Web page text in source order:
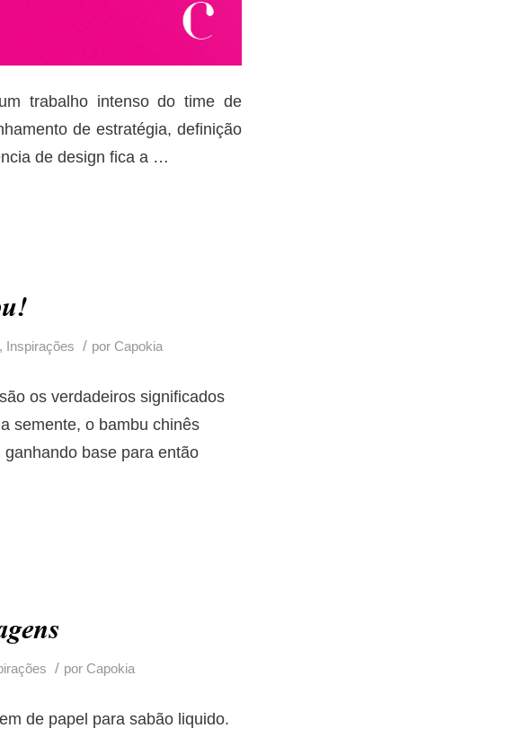
trabalho intenso do time de
de estratégia, definição
de design fica a …
, Inspirações / por Capokia
os verdadeiros significados
semente, o bambu chinês
base para então
/ por Capokia
de papel para sabão liquido.